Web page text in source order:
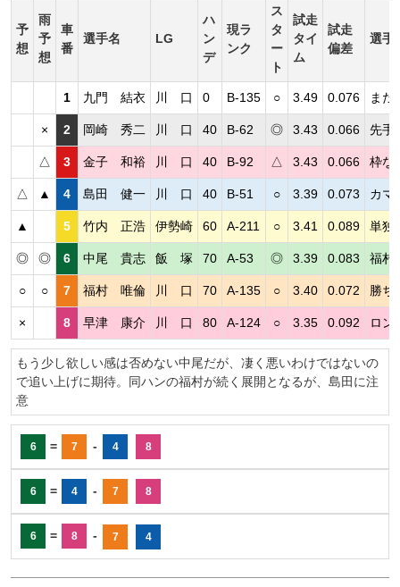
予
想
雨
予
想
車
番
選手名 LG
ハ
ン
デ
現ラ
ンク
ス
タ
ー
ト
試走
タイ
ム
試走
偏差
選手
1 九門 結衣 川 口 0 B-135 ○ 3.49 0.076 まだ
× 2 岡崎 秀二 川 口 40 B-62 ◎ 3.43 0.066 先手
△ 3 金子 和裕 川 口 40 B-92 △ 3.43 0.066 枠な
△ ▲ 4 島田 健一 川 口 40 B-51 ○ 3.39 0.073 カマ
▲ 5 竹内 正浩 伊勢崎 60 A-211 ○ 3.41 0.089 単独
◎ ◎ 6 中尾 貴志 飯 塚 70 A-53 ◎ 3.39 0.083 福村
○ ○ 7 福村 唯倫 川 口 70 A-135 ○ 3.40 0.072 勝ち
× 8 早津 康介 川 口 80 A-124 ○ 3.35 0.092 ロ
もう少し欲しい感は否めない中尾だが、凄く悪いわけではないの
で追い上げに期待。同ハンの福村が続く展開となるが、島田に注
意
6 = 7 - 4 8
6 = 4 - 7 8
6 = 8 - 7 4